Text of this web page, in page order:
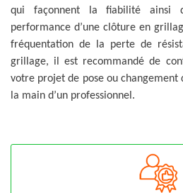
qui façonnent la fiabilité ainsi
performance d’une clôture en
fréquentation de la perte de
grillage, il est recommandé de
votre projet de pose ou
la main d’un professionnel.